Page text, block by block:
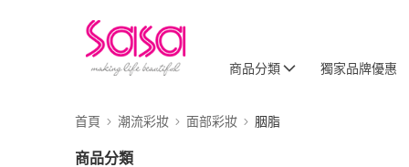
商品分類 獨家品牌優惠
首頁 潮流彩妝 面部彩妝 胭脂
商品分類